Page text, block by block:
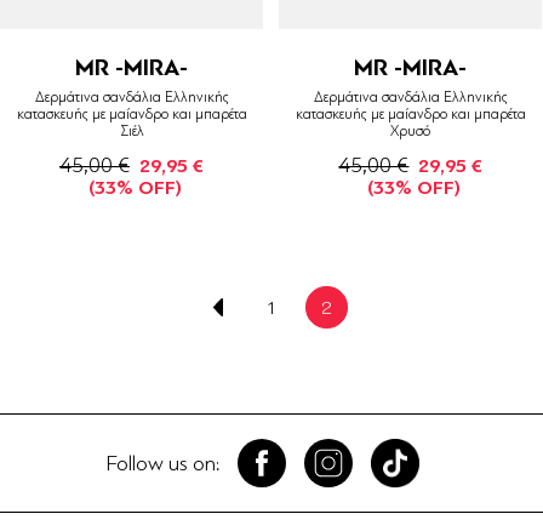
MR -MIRA-
Δερμάτινα σανδάλια Ελληνικής
κατασκευής με μαίανδρο και μπαρέτα
Σιέλ
45,00 € 29,95 €
(33% OFF)
MR -MIRA-
Δερμάτινα σανδάλια Ελληνικής
κατασκευής με μαίανδρο και μπαρέτα
Χρυσό
45,00 € 29,95 €
(33% OFF)
1 2
Follow us on: